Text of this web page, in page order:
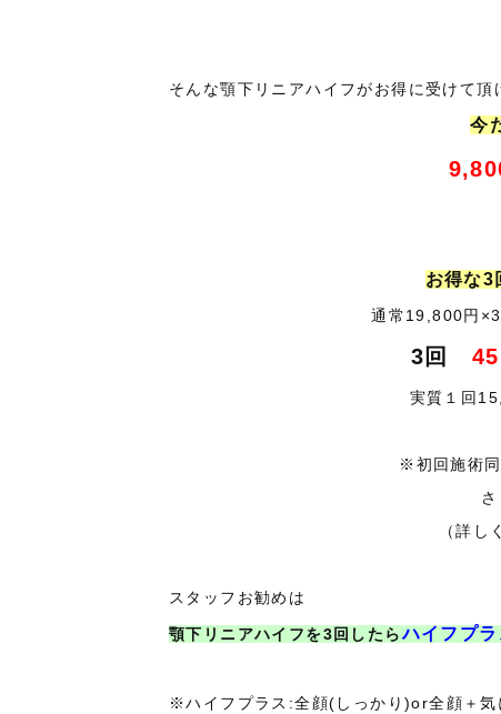
そんな顎下リニアハイフがお得に受けて
今
お得な3
通常19,800円
3回
実質１回
※初回施術
（詳し
スタッフお勧めは
顎下リニアハイフを3回したらハイフプ
※ハイフプラス:全顔(しっかり)or全顔＋気